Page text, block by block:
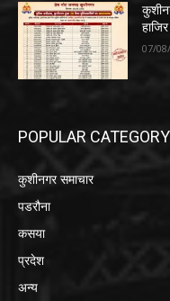
हाजिर
07/
POPULAR CATEGORY
कुशीनगर समाचार
पडरौना
कसया
प्रदेश
अन्य